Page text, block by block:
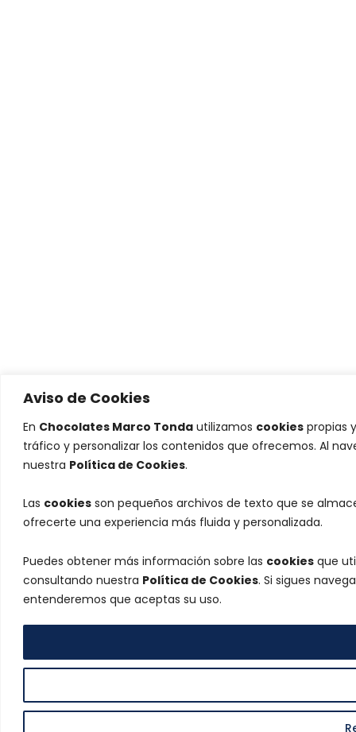
Aviso de Cookies
En Chocolates Marco Tonda utilizamos cookies propias
tráfico y personalizar los contenidos que ofrecemos. Al
nuestra Política de Cookies.
Las cookies son pequeños archivos de texto que se
ofrecerte una experiencia más fluida y personalizada.
Puedes obtener más información sobre las cookies que
consultando nuestra Política de Cookies. Si sigues
entenderemos que aceptas su uso.